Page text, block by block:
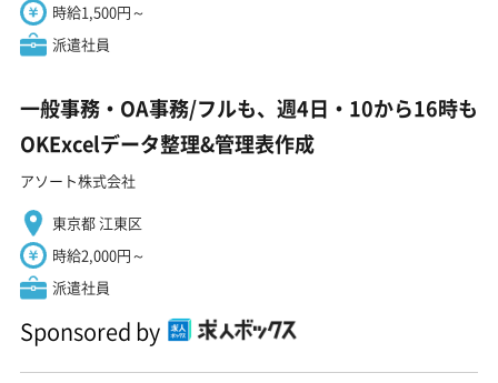
時給1,500円～
派遣社員
一般事務・OA事務/フルも、週4日・10から16時も
OKExcelデータ整理&管理表作成
アソート株式会社
東京都 江東区
時給2,000円～
派遣社員
Sponsored by